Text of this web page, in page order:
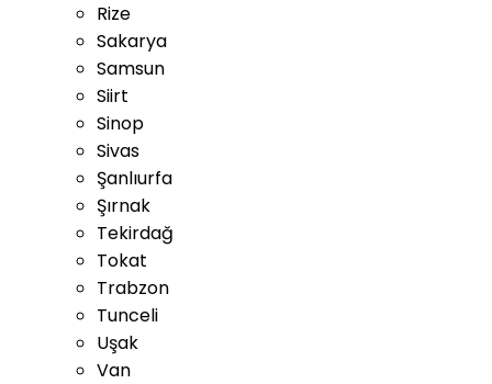
Rize
Sakarya
Samsun
Siirt
Sinop
Sivas
Şanlıurfa
Şırnak
Tekirdağ
Tokat
Trabzon
Tunceli
Uşak
Van